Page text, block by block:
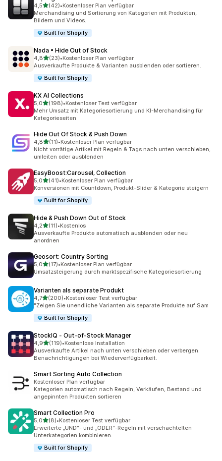
4,5von 5 Sternen
(42)
42 Rezensionen insgesamt
•Kostenloser Plan verfügbar
Merchandising und Sortierung von Kategorien mit Produkten,
Bildern und Videos.
Built for Shopify
Nada • Hide Out of Stock
4,8von 5 Sternen
(23)
23 Rezensionen insgesamt
•Kostenloser Plan verfügbar
Ausverkaufte Produkte & Varianten ausblenden oder sortieren.
Built for Shopify
KX AI Collections
5,0von 5 Sternen
(198)
198 Rezensionen insgesamt
•Kostenloser Test verfügbar
Mehr Umsatz mit Kategoriesortierung und KI-Merchandising für
Kategorieseiten
Hide Out Of Stock & Push Down
4,8von 5 Sternen
(11)
11 Rezensionen insgesamt
•Kostenloser Plan verfügbar
Nicht vorrätige Artikel mit Regeln & Tags nach unten verschieben,
umleiten oder ausblenden
EasyBoost:Carousel, Collection
5,0von 5 Sternen
(41)
41 Rezensionen insgesamt
•Kostenloser Plan verfügbar
Konversionen mit Countdown, Produkt-Slider & Kategorie steigern
Built for Shopify
Hide & Push Down Out of Stock
4,2von 5 Sternen
(11)
11 Rezensionen insgesamt
•Kostenlos
Ausverkaufte Produkte automatisch ausblenden oder neu
anordnen
Geosort: Country Sorting
5,0von 5 Sternen
(17)
17 Rezensionen insgesamt
•Kostenloser Plan verfügbar
Umsatzsteigerung durch marktspezifische Kategoriesortierung
Varianten als separate Produkt
4,7von 5 Sternen
(200)
200 Rezensionen insgesamt
•Kostenloser Test verfügbar
"Zeigen Sie unendliche Varianten als separate Produkte auf Sam
Built for Shopify
StockIQ ‑ Out‑of‑Stock Manager
4,9von 5 Sternen
(119)
119 Rezensionen insgesamt
•Kostenlose Installation
Ausverkaufte Artikel nach unten verschieben oder verbergen.
Benachrichtigungen bei Wiederverfügbarkeit.
Smart Sorting Auto Collection
Kostenloser Plan verfügbar
Kategorien automatisch nach Regeln, Verkäufen, Bestand und
angepinnten Produkten sortieren
Smart Collection Pro
5,0von 5 Sternen
(8)
8 Rezensionen insgesamt
•Kostenloser Test verfügbar
Erweiterte „UND“- und „ODER“-Regeln mit verschachtelten
Unterkategorien kombinieren.
Built for Shopify